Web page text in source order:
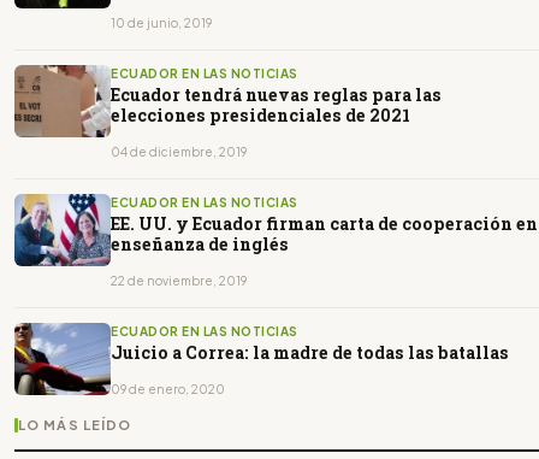
10 de junio, 2019
ECUADOR EN LAS NOTICIAS
Ecuador tendrá nuevas reglas para las
elecciones presidenciales de 2021
04 de diciembre, 2019
ECUADOR EN LAS NOTICIAS
EE. UU. y Ecuador firman carta de cooperación en
enseñanza de inglés
22 de noviembre, 2019
ECUADOR EN LAS NOTICIAS
Juicio a Correa: la madre de todas las batallas
09 de enero, 2020
LO MÁS LEÍDO